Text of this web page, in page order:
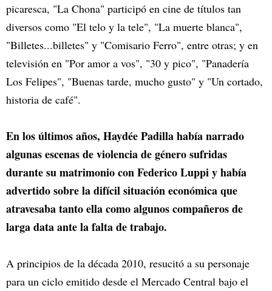
picaresca, "La Chona" participó en cine de títulos tan
diversos como "El telo y la tele", "La muerte blanca",
"Billetes...billetes" y "Comisario Ferro", entre otras; y en
televisión en "Por amor a vos", "30 y pico", "Panadería
Los Felipes", "Buenas tarde, mucho gusto" y "Un cortado,
historia de café".
En los últimos años, Haydée Padilla había narrado
algunas escenas de violencia de género sufridas
durante su matrimonio con Federico Luppi y había
advertido sobre la difícil situación económica que
atravesaba tanto ella como algunos compañeros de
larga data ante la falta de trabajo.
A principios de la década 2010, resucitó a su personaje
para un ciclo emitido desde el Mercado Central bajo el